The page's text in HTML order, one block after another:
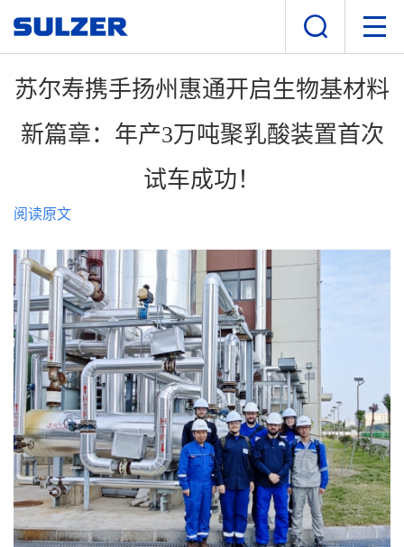
苏尔寿携手扬州惠通开启生物基材料
新篇章：年产3万吨聚乳酸装置首次
试车成功！
阅读原文